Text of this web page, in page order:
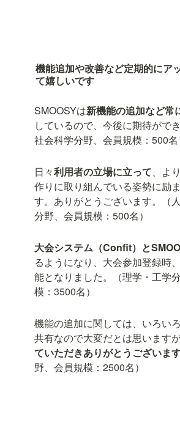
機能追加や改善など定期的にア
て嬉しいです
SMOOSYは新機能の追加など常
しているので、今後に期待がで
社会科学分野、会員規模：500名
日々利用者の立場に立って、よ
作りに取り組んでいる姿勢に励
す。ありがとうございます。（
分野、会員規模：500名）
大会システム（Confit）と
るようになり、大会参加登録時
能となりました。（理学・工学
模：3500名）
機能の追加に関しては、いろい
共有なので大変だとは思いますが
ていただきありがとうございま
野、会員規模：2500名）